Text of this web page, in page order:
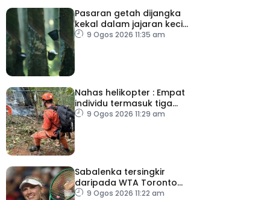
Pasaran getah dijangka
kekal dalam jajaran kecil
minggu depan
9 Ogos 2026 11:35 am
Nahas helikopter : Empat
individu termasuk tiga
pelancong Columbia
9 Ogos 2026 11:29 am
Sabalenka tersingkir
daripada WTA Toronto
Masters
9 Ogos 2026 11:22 am